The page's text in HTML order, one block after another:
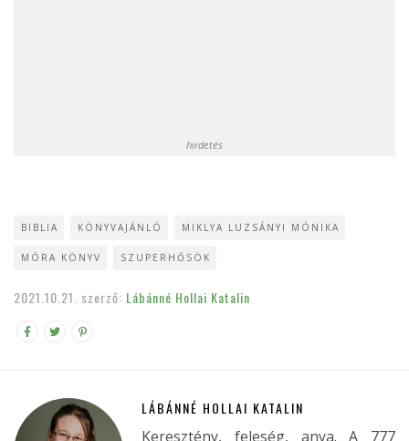
hirdetés
BIBLIA KÖNYVAJÁNLÓ MIKLYA LUZSÁNYI MÓNIKA
MÓRA KÖNYV SZUPERHŐSÖK
2021.10.21. szerző: Lábánné Hollai Katalin
LÁBÁNNÉ HOLLAI KATALIN
Keresztény, feleség, anya. A 777